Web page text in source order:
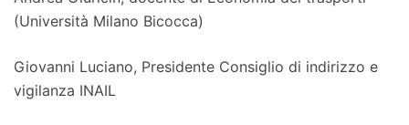
(Università Milano Bicocca)
Giovanni Luciano, Presidente Consiglio di indirizzo e
vigilanza INAIL